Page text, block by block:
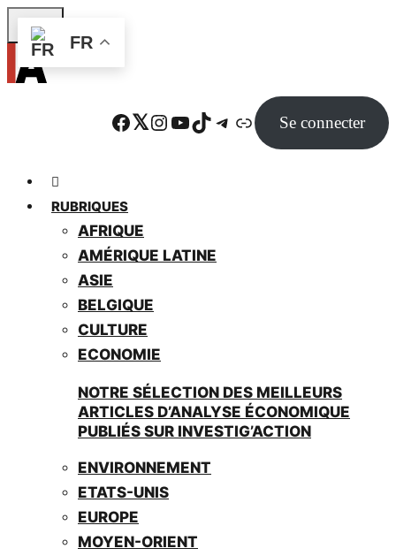
Skip
to
main
Facebook Twitter Instagram YouTube TikTok Telegram Lien Se connecter
RUBRIQUES
AFRIQUE
AMÉRIQUE LATINE
ASIE
BELGIQUE
CULTURE
ECONOMIE
NOTRE SÉLECTION DES MEILLEURS
ARTICLES D’ANALYSE ÉCONOMIQUE
PUBLIÉS SUR INVESTIG’ACTION
ENVIRONNEMENT
ETATS-UNIS
EUROPE
MOYEN-ORIENT
FR